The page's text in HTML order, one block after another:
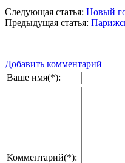
Следующая статья: Новый
Предыдущая статья:
Добавить комментарий
Ваше имя(*):
Комментарий(*):